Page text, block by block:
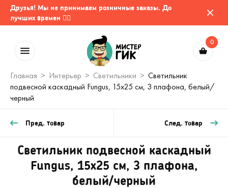
Друзья! Мы не принимаем розничные заказы. До
лучших времен 🤷‍♂️
0
Главная Интерьер Светильники
Светильник
подвесной каскадный Fungus, 15х25 см, 3 плафона, белый/
черный
Пред. товар След. товар
Светильник подвесной каскадный
Fungus, 15х25 см, 3 плафона,
белый/черный